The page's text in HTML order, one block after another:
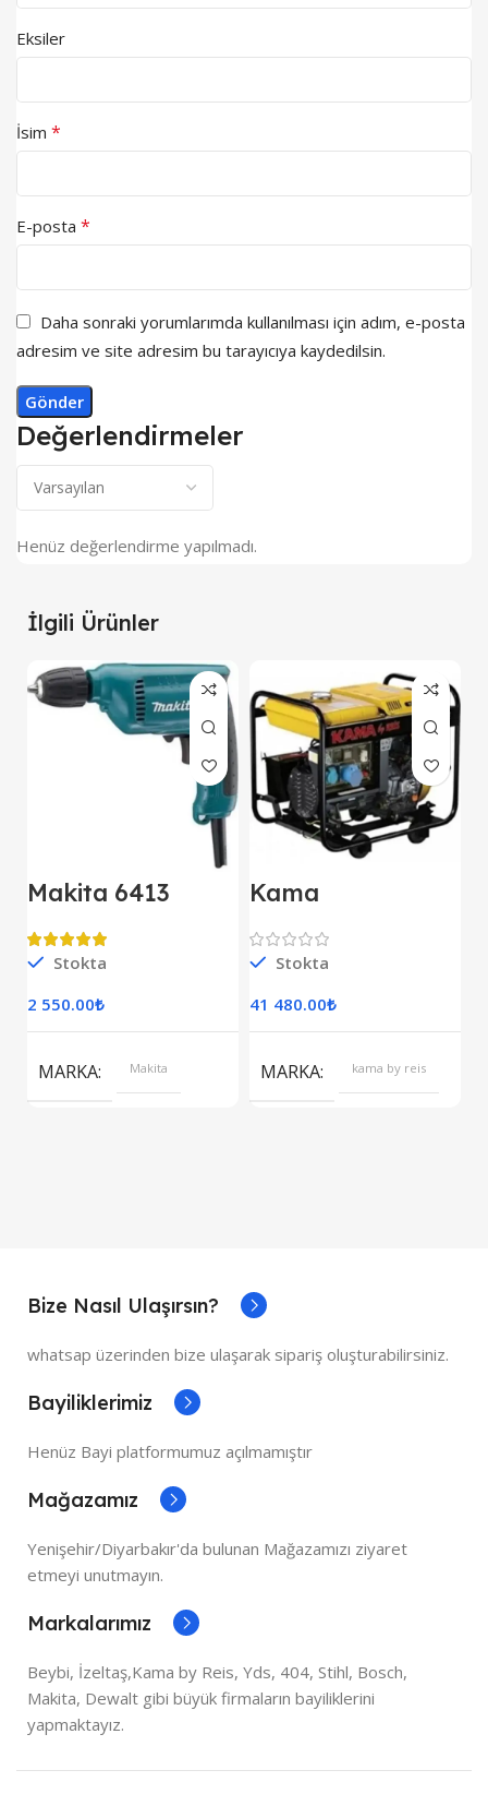
Değerlendirmeler
Henüz değerlendirme yapılmadı.
Eksiler
İsim *
E-posta *
Daha sonraki yorumlarımda kullanılması için adım, e-posta
adresim ve site adresim bu tarayıcıya kaydedilsin.
İlgili Ürünler
Makita 6413
Stokta
2 550.00₺
MARKA Makita
Kama
Kipor Dizel
Jeneratör Marşlı
Monofaze
Stokta
41 480.00₺
MARKA kama by reis
Bize Nasıl Ulaşırsın?
whatsap üzerinden bize ulaşarak sipariş oluşturabilirsiniz.
Bayiliklerimiz
Henüz Bayi platformumuz açılmamıştır
Mağazamız
Yenişehir/Diyarbakır'da bulunan Mağazamızı ziyaret
etmeyi unutmayın.
Markalarımız
Beybi, İzeltaş,Kama by Reis, Yds, 404, Stihl, Bosch,
Makita, Dewalt gibi büyük firmaların bayiliklerini
yapmaktayız.